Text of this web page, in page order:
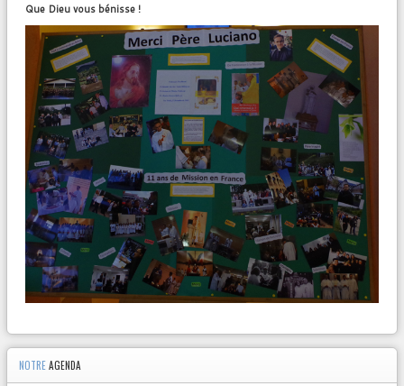
Que Dieu vous bénisse !
NOTREAGENDA